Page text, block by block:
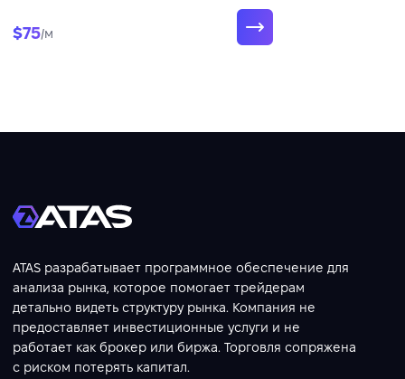
$75/м
ATAS разрабатывает программное обеспечение для
анализа рынка, которое помогает трейдерам
детально видеть структуру рынка. Компания не
предоставляет инвестиционные услуги и не
работает как брокер или биржа. Торговля сопряжена
с риском потерять капитал.